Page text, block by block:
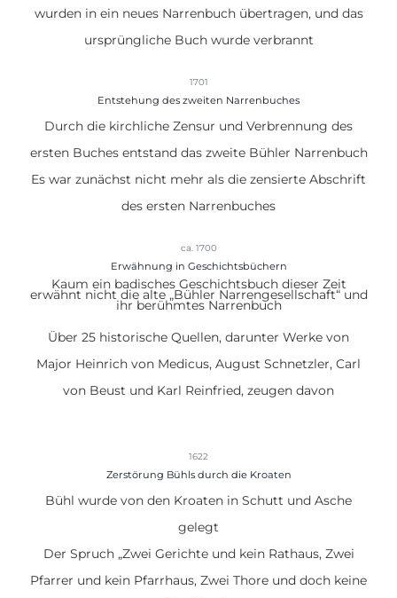
wurden in ein neues Narrenbuch übertragen, und das
ursprüngliche Buch wurde verbrannt
1701
Entstehung des zweiten Narrenbuches
Durch die kirchliche Zensur und Verbrennung des
ersten Buches entstand das zweite Bühler Narrenbuch
Es war zunächst nicht mehr als die zensierte Abschrift
des ersten Narrenbuches
ca. 1700
Erwähnung in Geschichtsbüchern
Kaum ein badisches Geschichtsbuch dieser Zeit
erwähnt nicht die alte „Bühler Narrengesellschaft“ und
ihr berühmtes Narrenbuch
Über 25 historische Quellen, darunter Werke von
Major Heinrich von Medicus, August Schnetzler, Carl
von Beust und Karl Reinfried, zeugen davon
1622
Zerstörung Bühls durch die Kroaten
Bühl wurde von den Kroaten in Schutt und Asche
gelegt
Der Spruch „Zwei Gerichte und kein Rathaus, Zwei
Pfarrer und kein Pfarrhaus, Zwei Thore und doch keine